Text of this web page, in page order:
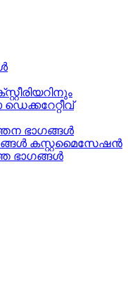
ഭാഗങ്ങൾ
കസ്റ്റമൈസേഷൻ
ഭാഗങ്ങൾ